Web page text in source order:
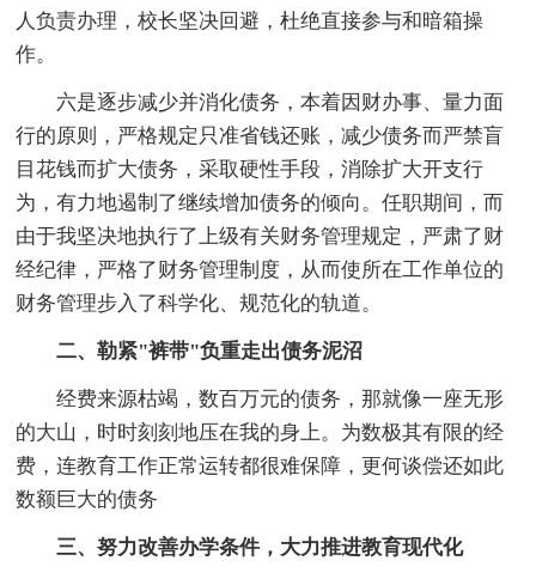
人负责办理，校长坚决回避，杜绝直接参与和暗箱操
作。
六是逐步减少并消化债务，本着因财办事、量力面
行的原则，严格规定只准省钱还账，减少债务而严禁盲
目花钱而扩大债务，采取硬性手段，消除扩大开支行
为，有力地遏制了继续增加债务的倾向。任职期间，而
由于我坚决地执行了上级有关财务管理规定，严肃了财
经纪律，严格了财务管理制度，从而使所在工作单位的
财务管理步入了科学化、规范化的轨道。
二、勒紧"裤带"负重走出债务泥沼
经费来源枯竭，数百万元的债务，那就像一座无形
的大山，时时刻刻地压在我的身上。为数极其有限的经
费，连教育工作正常运转都很难保障，更何谈偿还如此
数额巨大的债务
三、努力改善办学条件，大力推进教育现代化